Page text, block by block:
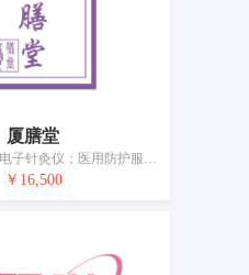
厦膳堂
输精器；假牙；电子针灸仪；医用防护服；口罩；奶瓶；婴儿用安抚奶嘴；性玩具；避孕套；植发用毛发
￥16,500